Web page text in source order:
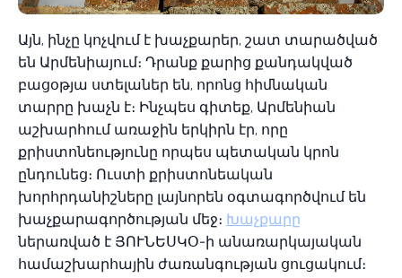
Այն, ինչը կոչվում է խաչքարեր, շատ տարածված
են Արմենիայում։ Դրանք քարից քանդակված
բացօթյա ստելաներ են, որոնց հիմնական
տարրը խաչն է։ Ինչպես գիտեք, Արմենիան
աշխարհում առաջին երկիրն էր, որը
քրիստոնեությունը որպես պետական կրոն
ընդունեց։ Ուստի քրիստոնեական
խորհրդանիշները լայնորեն օգտագործվում են
խաչքարագործության մեջ։ Խաչքարը
ներառված է ՅՈՒՆԵՍԿՕ-ի անառարկայական
համաշխարհային ժառանգության ցուցակում։